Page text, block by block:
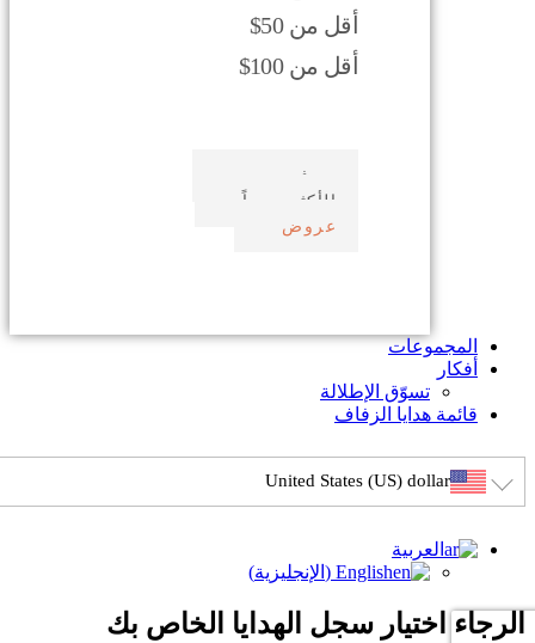
أقل من 50$
أقل من 100$
صدف بحري
الأكثر مبيعاً
عروض
المجموعات
أفكار
تسوّق الإطلالة
قائمة هدايا الزفاف
United States (US) dollar
العربية
English
( الإنجليزية)
الرجاء اختيار سجل الهدايا الخاص بك